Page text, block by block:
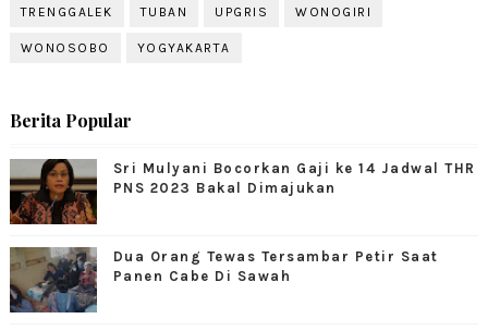
TRENGGALEK TUBAN UPGRIS WONOGIRI
WONOSOBO YOGYAKARTA
Berita Popular
Sri Mulyani Bocorkan Gaji ke 14 Jadwal THR
PNS 2023 Bakal Dimajukan
Dua Orang Tewas Tersambar Petir Saat
Panen Cabe Di Sawah